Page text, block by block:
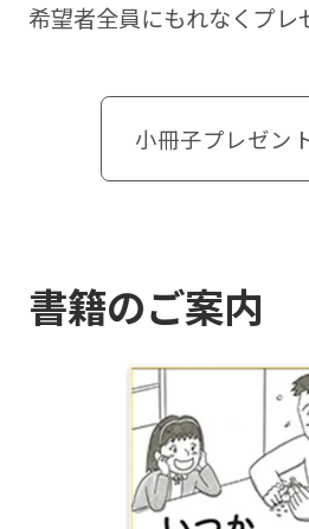
希望者全員にもれなくプレ
小冊子プレゼン
書籍のご案内